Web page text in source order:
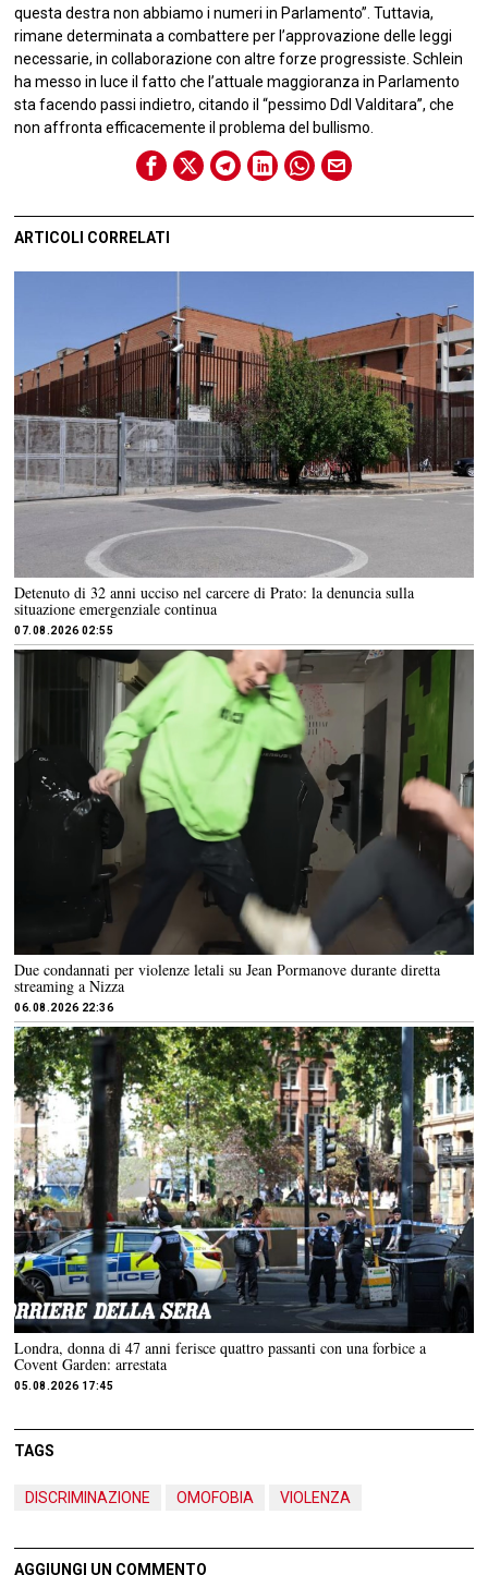
questa destra non abbiamo i numeri in Parlamento”. Tuttavia,
rimane determinata a combattere per l’approvazione delle leggi
necessarie, in collaborazione con altre forze progressiste. Schlein
ha messo in luce il fatto che l’attuale maggioranza in Parlamento
sta facendo passi indietro, citando il “pessimo Ddl Valditara”, che
non affronta efficacemente il problema del bullismo.
ARTICOLI CORRELATI
Detenuto di 32 anni ucciso nel carcere di Prato: la denuncia sulla
situazione emergenziale continua
07.08.2026 02:55
Due condannati per violenze letali su Jean Pormanove durante diretta
streaming a Nizza
06.08.2026 22:36
Londra, donna di 47 anni ferisce quattro passanti con una forbice a
Covent Garden: arrestata
05.08.2026 17:45
TAGS
DISCRIMINAZIONE OMOFOBIA VIOLENZA
AGGIUNGI UN COMMENTO